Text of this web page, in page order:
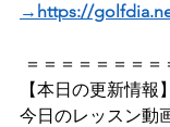
→https://
＝＝＝＝＝＝＝
【本日の更新情報
今日のレッスン動